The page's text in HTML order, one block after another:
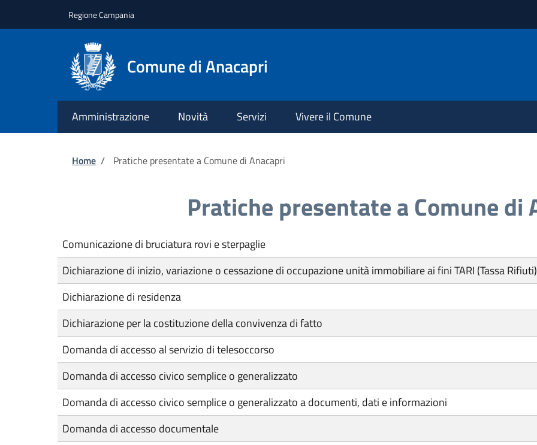
Regione Campania
Comune di Anacapri
Amministrazione Novità Servizi Vivere il Comune
Briciole di pane
Home / Pratiche presentate a Comune di Anacapri
Pratiche presentate a Comune di
Comunicazione di bruciatura rovi e sterpaglie
Dichiarazione di inizio, variazione o cessazione di occupazione unità immobiliare ai fini TARI (Tassa
Dichiarazione di residenza
Dichiarazione per la costituzione della convivenza di fatto
Domanda di accesso al servizio di telesoccorso
Domanda di accesso civico semplice o generalizzato
Domanda di accesso civico semplice o generalizzato a documenti, dati e informazioni
Domanda di accesso documentale